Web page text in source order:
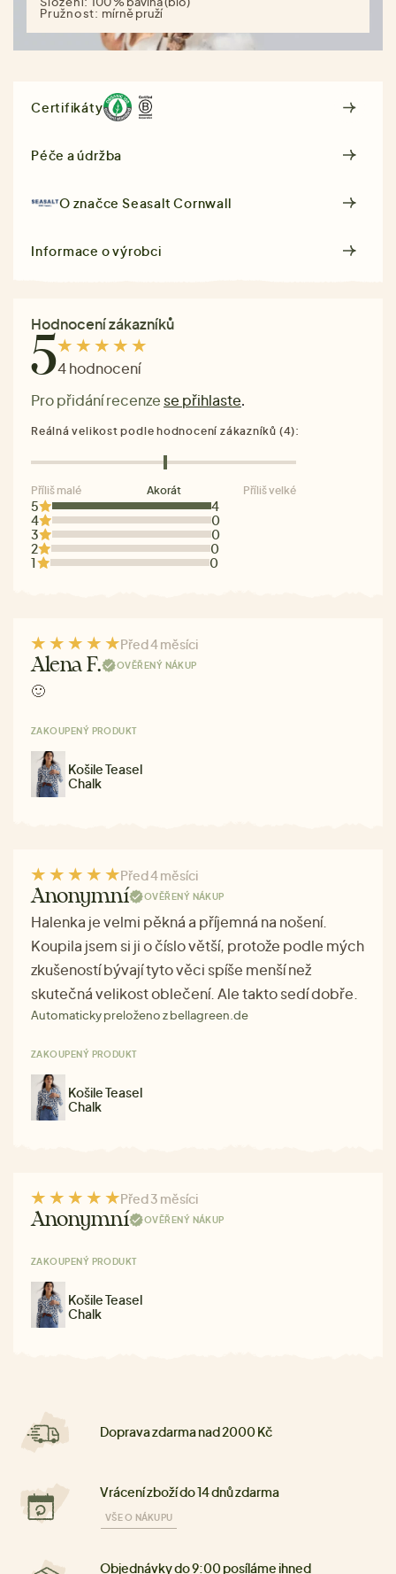
Pružnost: mírně pruží
Certifikáty
Péče a údržba
O značceSeasalt Cornwall
Informace o výrobci
Hodnocení zákazníků
54 hodnocení
Pro přidání recenze se přihlaste.
5
4
4
0
3
0
2
0
1
0
Reálná velikost podle hodnocení zákazníků (4):
Příliš malé Akorát Příliš velké
Před 4 měsíci
Alena F. OVĚŘENÝ NÁKUP
🙂
ZAKOUPENÝ PRODUKT
Košile Teasel
Chalk
Před 4 měsíci
Anonymní OVĚŘENÝ NÁKUP
Halenka je velmi pěkná a příjemná na nošení.
Koupila jsem si ji o číslo větší, protože podle mých
zkušeností bývají tyto věci spíše menší než
skutečná velikost oblečení. Ale takto sedí dobře.
Automaticky preloženo z bellagreen.de
ZAKOUPENÝ PRODUKT
Košile Teasel
Chalk
Před 3 měsíci
Anonymní OVĚŘENÝ NÁKUP
ZAKOUPENÝ PRODUKT
Košile Teasel
Chalk
Doprava zdarma nad 2000 Kč
Vrácení zboží do 14 dnů zdarma
VŠE O NÁKUPU
Objednávky do 9:00 posíláme ihned